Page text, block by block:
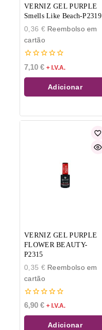
VERNIZ GEL PURPLE
Smells Like Beach-P2319
0,36 €Reembolso em
cartão
0
de
5
7,10 € + I.V.A.
Adicionar
VERNIZ GEL PURPLE
FLOWER BEAUTY-
P2315
0,35 €Reembolso em
cartão
0
de
5
6,90 € + I.V.A.
Adicionar